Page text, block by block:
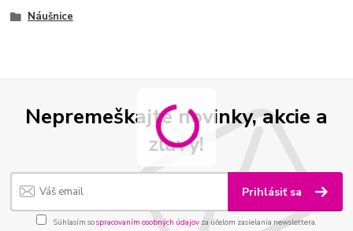
Náušnice
Nepremeškajte novinky, akcie a
zľavy!
Prihlásiť sa
Súhlasím sospracovaním osobných údajov za účelom zasielania newslettera.